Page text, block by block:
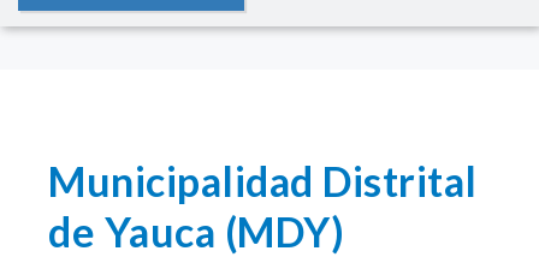
Municipalidad Distrital
de Yauca (MDY)